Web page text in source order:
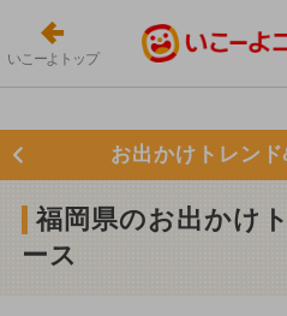
いこーよトップ
お出かけトレン
福岡県のお出かけ
ース